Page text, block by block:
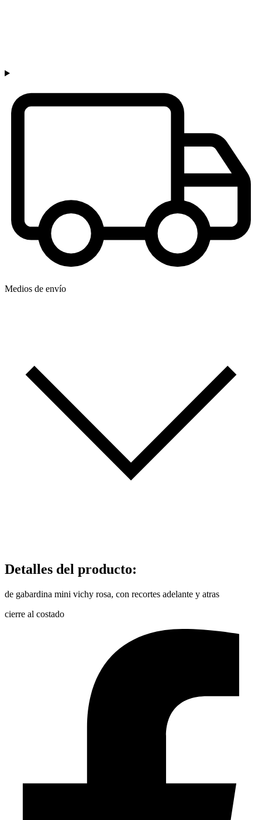
Medios de envío
Detalles del producto:
de gabardina mini vichy rosa, con recortes adelante y atras
cierre al costado